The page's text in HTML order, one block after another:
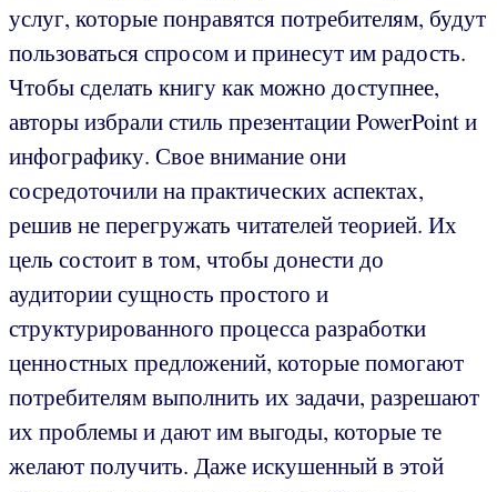
услуг, которые понравятся потребителям, будут
пользоваться спросом и принесут им радость.
Чтобы сделать книгу как можно доступнее,
авторы избрали стиль презентации PowerPoint и
инфографику. Свое внимание они
сосредоточили на практических аспектах,
решив не перегружать читателей теорией. Их
цель состоит в том, чтобы донести до
аудитории сущность простого и
структурированного процесса разработки
ценностных предложений, которые помогают
потребителям выполнить их задачи, разрешают
их проблемы и дают им выгоды, которые те
желают получить. Даже искушенный в этой